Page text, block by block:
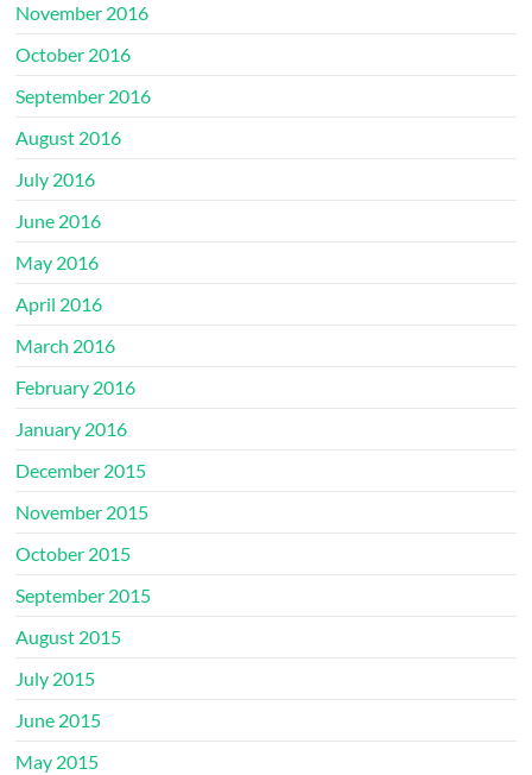
November 2016
October 2016
September 2016
August 2016
July 2016
June 2016
May 2016
April 2016
March 2016
February 2016
January 2016
December 2015
November 2015
October 2015
September 2015
August 2015
July 2015
June 2015
May 2015